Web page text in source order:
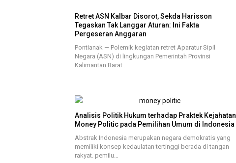
Retret ASN Kalbar Disorot, Sekda Harisson
Tegaskan Tak Langgar Aturan: Ini Fakta
Pergeseran Anggaran
Pontianak — Polemik kegiatan retret Aparatur Sipil
Negara (ASN) di lingkungan Pemerintah Provinsi
Kalimantan Barat…
Analisis Politik Hukum terhadap Praktek Kejahatan
Money Politic pada Pemilihan Umum di Indonesia
Abstrak Indonesia merupakan negara demokratis yang
memiliki konsep kedaulatan tertinggi berada di tangan
rakyat. pemilu…